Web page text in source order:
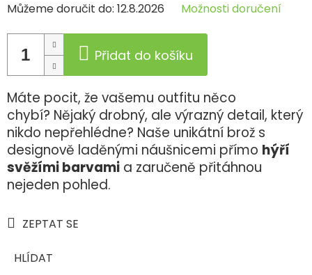
Můžeme doručit do: 12.8.2026 Možnosti doručení
Přidat do košíku
Máte pocit, že vašemu outfitu něco
chybí? Nějaký drobný, ale výrazný detail, který
nikdo nepřehlédne? Naše unikátní brož s
designově laděnými náušnicemi přímo hýří
svěžími barvami a zaručeně přitáhnou
nejeden pohled.
ZEPTAT SE
HLÍDAT